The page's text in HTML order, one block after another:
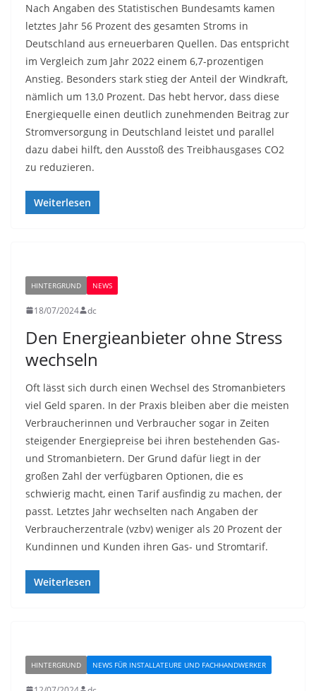
Nach Angaben des Statistischen Bundesamts kamen
letztes Jahr 56 Prozent des gesamten Stroms in
Deutschland aus erneuerbaren Quellen. Das entspricht
im Vergleich zum Jahr 2022 einem 6,7-prozentigen
Anstieg. Besonders stark stieg der Anteil der Windkraft,
nämlich um 13,0 Prozent. Das hebt hervor, dass diese
Energiequelle einen deutlich zunehmenden Beitrag zur
Stromversorgung in Deutschland leistet und parallel
dazu dabei hilft, den Ausstoß des Treibhausgases CO2
zu reduzieren.
Weiterlesen
HINTERGRUND NEWS
18/07/2024 dc
Den Energieanbieter ohne Stress
wechseln
Oft lässt sich durch einen Wechsel des Stromanbieters
viel Geld sparen. In der Praxis bleiben aber die meisten
Verbraucherinnen und Verbraucher sogar in Zeiten
steigender Energiepreise bei ihren bestehenden Gas-
und Stromanbietern. Der Grund dafür liegt in der
großen Zahl der verfügbaren Optionen, die es
schwierig macht, einen Tarif ausfindig zu machen, der
passt. Letztes Jahr wechselten nach Angaben der
Verbraucherzentrale (vzbv) weniger als 20 Prozent der
Kundinnen und Kunden ihren Gas- und Stromtarif.
Weiterlesen
HINTERGRUND NEWS FÜR INSTALLATEURE UND FACHHANDWERKER